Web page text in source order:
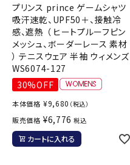
プリンス prince ゲームシャツ
吸汗速乾、UPF50＋、接触冷
感、遮熱 （ ヒートプルーフピン
メッシュ、ボーダーレース 素材
） テニスウェア 半袖 ウィメンズ
WS6074-127
30%OFF
本体価格 ¥9,680 （税込）
販売価格 ¥6,776 税込
カートに入れる